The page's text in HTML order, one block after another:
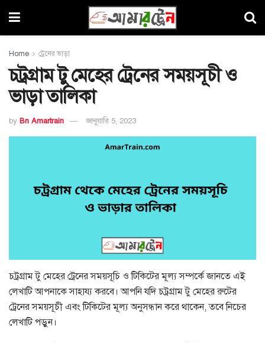
Home ট্রেনের ভাড়া
চট্রগ্রাম টু মেহের ট্রেনের সময়সূচী ও
ভাড়া তালিকা
by Bn Amartrain জানুয়ারি 5, 2023
চট্রগ্রাম টু মেহের ট্রেনের সময়সূচি ও টিকিটের মূল্য সম্পর্কে জানতে এই
লেখাটি আপনাকে সাহায্য করবে। আপনি যদি চট্রগ্রাম টু মেহের রুটের
ট্রেনের সময়সূচী এবং টিকিটের মূল্য অনুসন্ধান করে থাকেন, তবে নিচের
লেখাটি পড়ুন।